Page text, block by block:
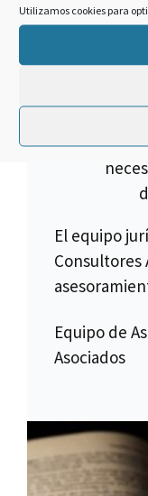
Utilizamos cookies para
El
objetivo
Cancelar
compra
que
créditos
El equipo
Consultores
Equipo de
Asociados